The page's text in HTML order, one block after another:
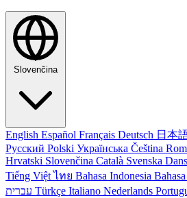
Slovenčina
English Español Français Deutsch 日本
Русский Polski Українська Čeština
Hrvatski Slovenčina Català Svenska
Tiếng Việtไทย Bahasa Indonesia
Türkçe Italiano Nederlands